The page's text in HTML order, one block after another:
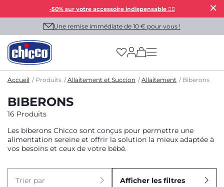
-50% sur votre accessoire indispensable 👯‍♀️
Une remise immédiate de 10 € pour vous !
(has more options
Accueil Produits Allaitement et Succion Allaitement Biberons
BIBERONS
16 Produits
Les biberons Chicco sont conçus pour permettre une
alimentation sereine et offrir la solution la mieux adaptée à
vos besoins et ceux de votre bébé.
Trier par Afficher les filtres